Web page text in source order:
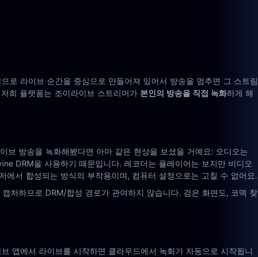
로 라이브 순간을 중심으로 만들어져 있어서 방송을 멈추면 그 스트림
희 플랫폼는 조이라이브 스트리머가 본인의 방송을 직접 녹화하게 해
방송을 녹화해봤다면 아마 같은 현상을 보셨을 거예요: 오디오는
DRM을 사용하기 때문입니다. 레코더는 플레이어는 보지만 비디오
서 합성되는 방식의 부작용이며, 컴퓨터 설정으로는 고칠 수 없어요.
처하므로 DRM/합성 경로가 관여하지 않습니다. 검은 화면도, 코덱 찾
앱에서 라이브를 시작하면 클라우드에서 녹화가 자동으로 시작됩니